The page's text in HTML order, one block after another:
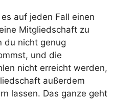
auf jeden Fall einen
Mitgliedschaft zu
du nicht genug
und die
nicht erreicht werden,
außerdem
lassen. Das ganze geht